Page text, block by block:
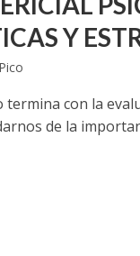
Y
con la
de la